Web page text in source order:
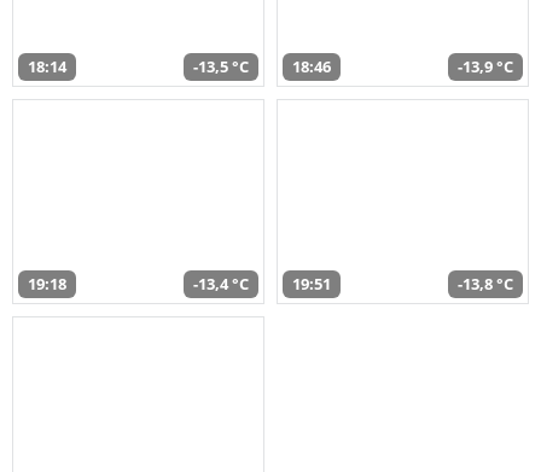
18:14 -13,5 °C 18:46 -13,9 °C
19:18 -13,4 °C 19:51 -13,8 °C